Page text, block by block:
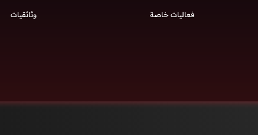
فعاليات خاصة وثائقيات